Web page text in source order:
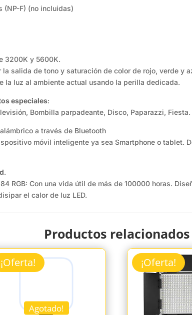
(NP-F) (no incluidas)
3200K y 5600K.
salida de tono y saturación de color de rojo, verde y
la luz al ambiente actual usando la perilla dedicada.
especiales:
Bombilla parpadeante, Disco, Paparazzi, Fiesta.
a través de Bluetooth
móvil inteligente ya sea Smartphone o tablet.
.
RGB: Con una vida útil de más de 100000 horas.
el calor de luz LED.
Productos relacionados
¡Oferta!
Agotado!
¡Oferta!